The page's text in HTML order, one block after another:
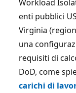
Workload
enti pubblici
Virginia
una
requisiti di
DoD, come
carichi di